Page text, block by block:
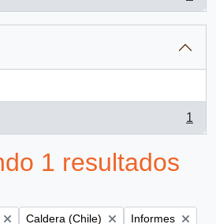
1
1 resultados
Remove filter:
Caldera (Chile) Remove filter:
Informes